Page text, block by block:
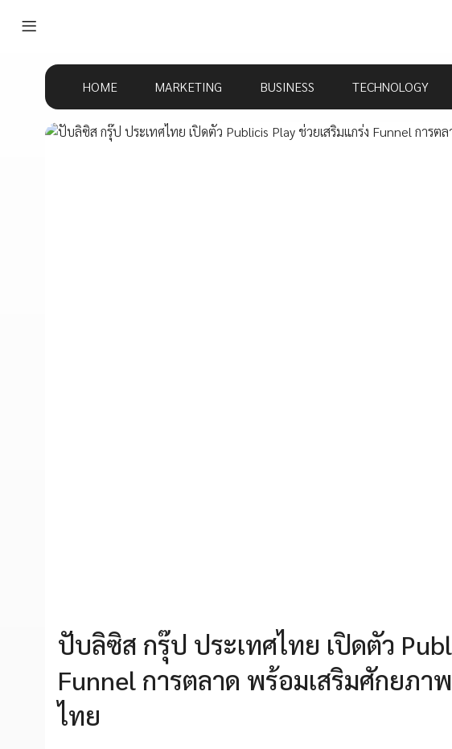
HOME MARKETING BUSINESS TECHNOLOGY
ปับลิซิส กรุ๊ป ประเทศไทย เปิดตัว
Funnel การตลาด พร้อมเสริมศักยภา
ไทย